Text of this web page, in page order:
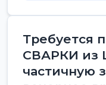
Требуется
СВАРКИ из
частичную